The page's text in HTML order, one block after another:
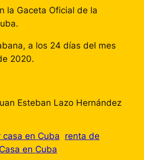
la Gaceta Oficial de la
a los 24 días del mes
2020.
Esteban Lazo Hernández
casa en Cuba
renta de
en Cuba